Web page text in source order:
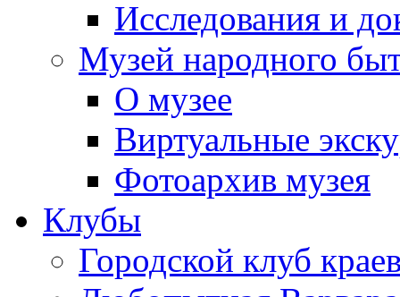
Исследования и
Музей народного
О музее
Виртуальные
Фотоархив музея
Клубы
Городской клуб